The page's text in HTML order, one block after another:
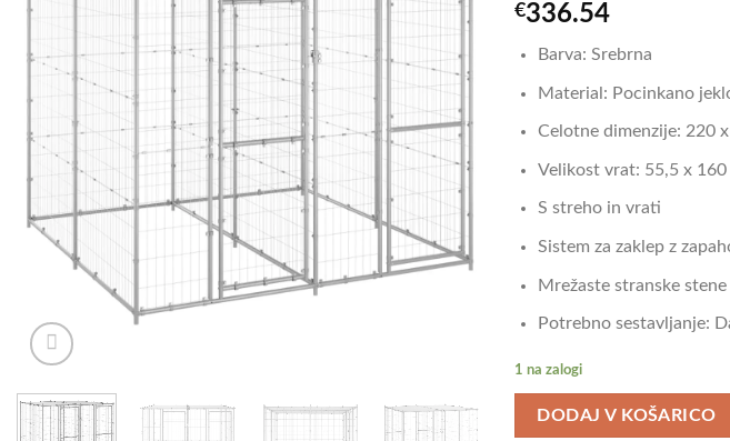
€336.54
Barva: Srebrna
Material: Pocinkano
Celotne dimenzije: 220
Velikost vrat: 55,5 x 160
S streho in vrati
Sistem za zaklep z
Mrežaste stranske stene
Potrebno sestavljanje:
1 na zalogi
DODAJ V KOŠARICO